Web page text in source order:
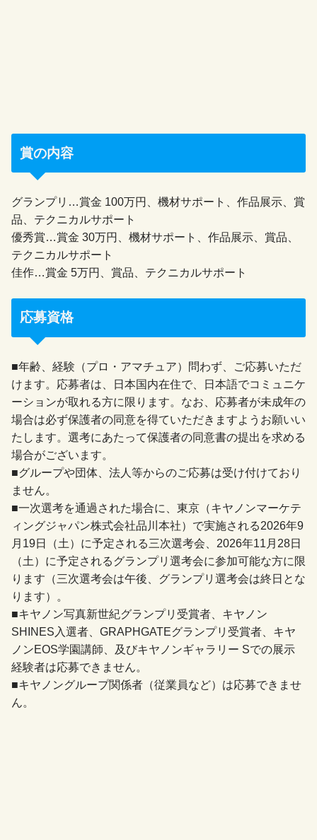
賞の内容
グランプリ…賞金 100万円、機材サポート、作品展示、賞
品、テクニカルサポート
優秀賞…賞金 30万円、機材サポート、作品展示、賞品、
テクニカルサポート
佳作…賞金 5万円、賞品、テクニカルサポート
応募資格
■年齢、経験（プロ・アマチュア）問わず、ご応募いただ
けます。応募者は、日本国内在住で、日本語でコミュニケ
ーションが取れる方に限ります。なお、応募者が未成年の
場合は必ず保護者の同意を得ていただきますようお願いい
たします。選考にあたって保護者の同意書の提出を求める
場合がございます。
■グループや団体、法人等からのご応募は受け付けており
ません。
■一次選考を通過された場合に、東京（キヤノンマーケテ
ィングジャパン株式会社品川本社）で実施される2026年9
月19日（土）に予定される三次選考会、2026年11月28日
（土）に予定されるグランプリ選考会に参加可能な方に限
ります（三次選考会は午後、グランプリ選考会は終日とな
ります）。
■キヤノン写真新世紀グランプリ受賞者、キヤノン
SHINES入選者、GRAPHGATEグランプリ受賞者、キヤ
ノンEOS学園講師、及びキヤノンギャラリー Sでの展示
経験者は応募できません。
■キヤノングループ関係者（従業員など）は応募できませ
ん。